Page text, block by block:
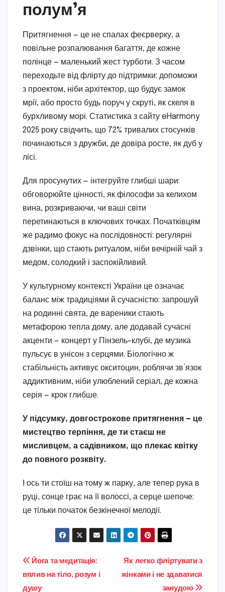
полум’я
Притягнення — це не спалах феєрверку, а
повільне розпалювання багаття, де кожне
полінце — маленький жест турботи. З часом
переходьте від флірту до підтримки: допоможи
з проектом, ніби архітектор, що будує замок
мрії, або просто будь поруч у скруті, як скеля в
бурхливому морі. Статистика з сайту eHarmony
2025 року свідчить, що 72% тривалих стосунків
починаються з дружби, де довіра росте, як дуб у
лісі.
Для просунутих — інтегруйте глибші шари:
обговорюйте цінності, як філософи за келихом
вина, розкриваючи, чи ваші світи
перетинаються в ключових точках. Початківцям
же радимо фокус на послідовності: регулярні
дзвінки, що стають ритуалом, ніби вечірній чай з
медом, солодкий і заспокійливий.
У культурному контексті України це означає
баланс між традиціями й сучасністю: запрошуй
на родинні свята, де вареники стають
метафорою тепла дому, але додавай сучасні
акценти — концерт у Пінзель-клубі, де музика
пульсує в унісон з серцями. Біологічно ж
стабільність активує окситоцин, роблячи зв’язок
аддиктивним, ніби улюблений серіал, де кожна
серія — крок глибше.
У підсумку, довгострокове притягнення — це
мистецтво терпіння, де ти стаєш не
мисливцем, а садівником, що плекає квітку
до повного розквіту.
І ось ти стоїш на тому ж парку, але тепер рука в
руці, сонце грає на її волоссі, а серце шепоче:
це тільки початок безкінечної мелодії.
Навігація
записів
Як легко фліртувати з
жінками і не здаватися
занудою
Йога та медитація:
вплив на тіло, розум і
душу